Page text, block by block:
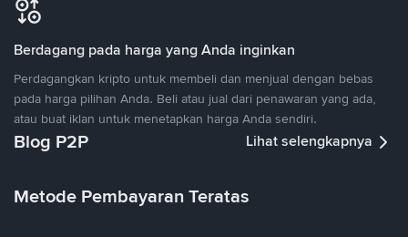
Berdagang pada harga yang Anda inginkan
Perdagangkan kripto untuk membeli dan menjual dengan bebas
pada harga pilihan Anda. Beli atau jual dari penawaran yang ada,
atau buat iklan untuk menetapkan harga Anda sendiri.
Blog P2P Lihat selengkapnya
Metode Pembayaran Teratas